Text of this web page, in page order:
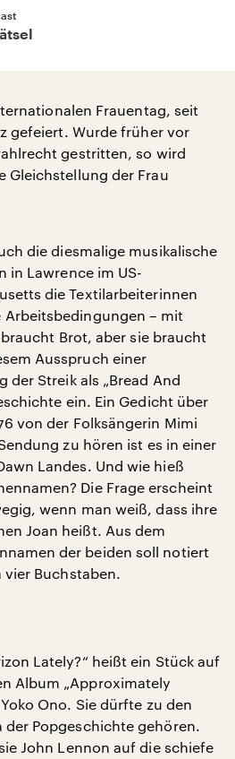
Frauentag, seit
gefeiert. Wurde früher vor
gestritten, so wird
Gleichstellung der Frau
die diesmalige musikalische
in Lawrence im US-
die Textilarbeiterinnen
– mit
Brot, aber sie braucht
Ausspruch einer
der Streik als „Bread And
ein. Ein Gedicht über
von der Folksängerin Mimi
zu hören ist es in einer
Landes. Und wie hieß
Die Frage erscheint
wenn man weiß, dass ihre
Joan heißt. Aus dem
der beiden soll notiert
Buchstaben.
Lately?“ heißt ein Stück auf
Album „Approximately
Ono. Sie dürfte zu den
Popgeschichte gehören.
John Lennon auf die schiefe